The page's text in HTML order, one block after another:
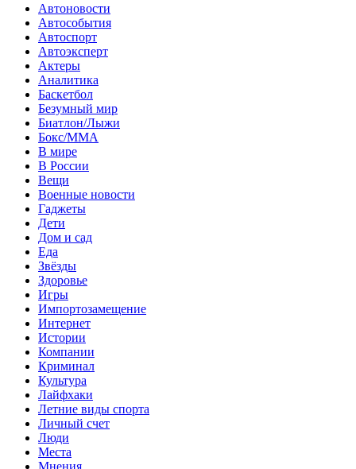
Автоновости
Автособытия
Автоспорт
Автоэксперт
Актеры
Аналитика
Баскетбол
Безумный мир
Биатлон/Лыжи
Бокс/MMA
В мире
В России
Вещи
Военные новости
Гаджеты
Дети
Дом и сад
Еда
Звёзды
Здоровье
Игры
Импортозамещение
Интернет
Истории
Компании
Криминал
Культура
Лайфхаки
Летние виды спорта
Личный счет
Люди
Места
Мнения